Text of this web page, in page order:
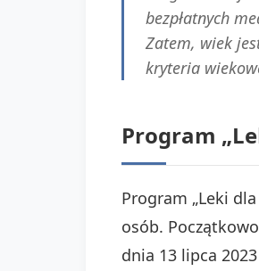
bezpłatnych
Zatem, wiek
kryteria
Program
Program „Leki
osób.
dnia 13 lipca